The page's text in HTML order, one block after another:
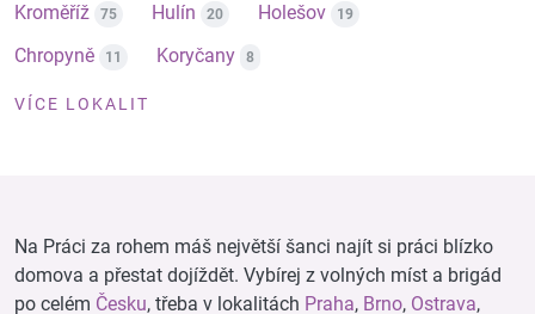
Kroměříž 75 Hulín 20 Holešov 19
Chropyně 11 Koryčany 8
VÍCE LOKALIT
Na Práci za rohem máš největší šanci najít si práci blízko
domova a přestat dojíždět. Vybírej z volných míst a brigád
po celém Česku, třeba v lokalitách Praha, Brno, Ostrava,